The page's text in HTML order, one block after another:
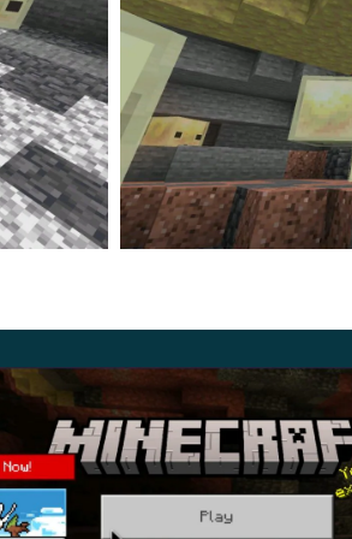
yang berdekatan.
jatuh.
dengan pack PBR telah diperbaiki.
Mutated.